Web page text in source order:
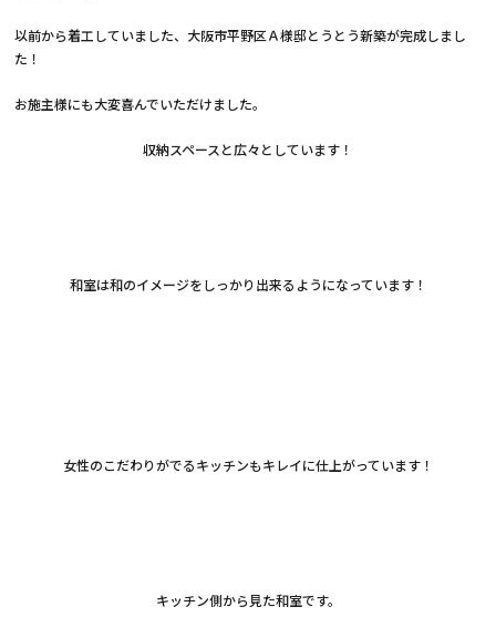
以前から着工していました、大阪市平野区Ａ様邸とうとう新築が完成しまし
た！
お施主様にも大変喜んでいただけました。
収納スペースと広々としています！
和室は和のイメージをしっかり出来るようになっています！
女性のこだわりがでるキッチンもキレイに仕上がっています！
キッチン側から見た和室です。